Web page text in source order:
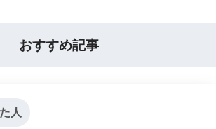
おすすめ記事
人